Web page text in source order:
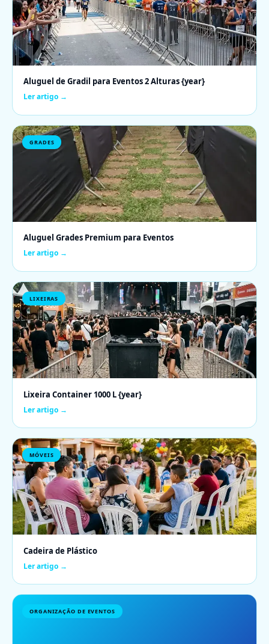
Aluguel de Gradil para Eventos 2 Alturas {year}
Ler artigo →
GRADES
Aluguel Grades Premium para Eventos
Ler artigo →
LIXEIRAS
Lixeira Container 1000 L {year}
Ler artigo →
MÓVEIS
Cadeira de Plástico
Ler artigo →
ORGANIZAÇÃO DE EVENTOS